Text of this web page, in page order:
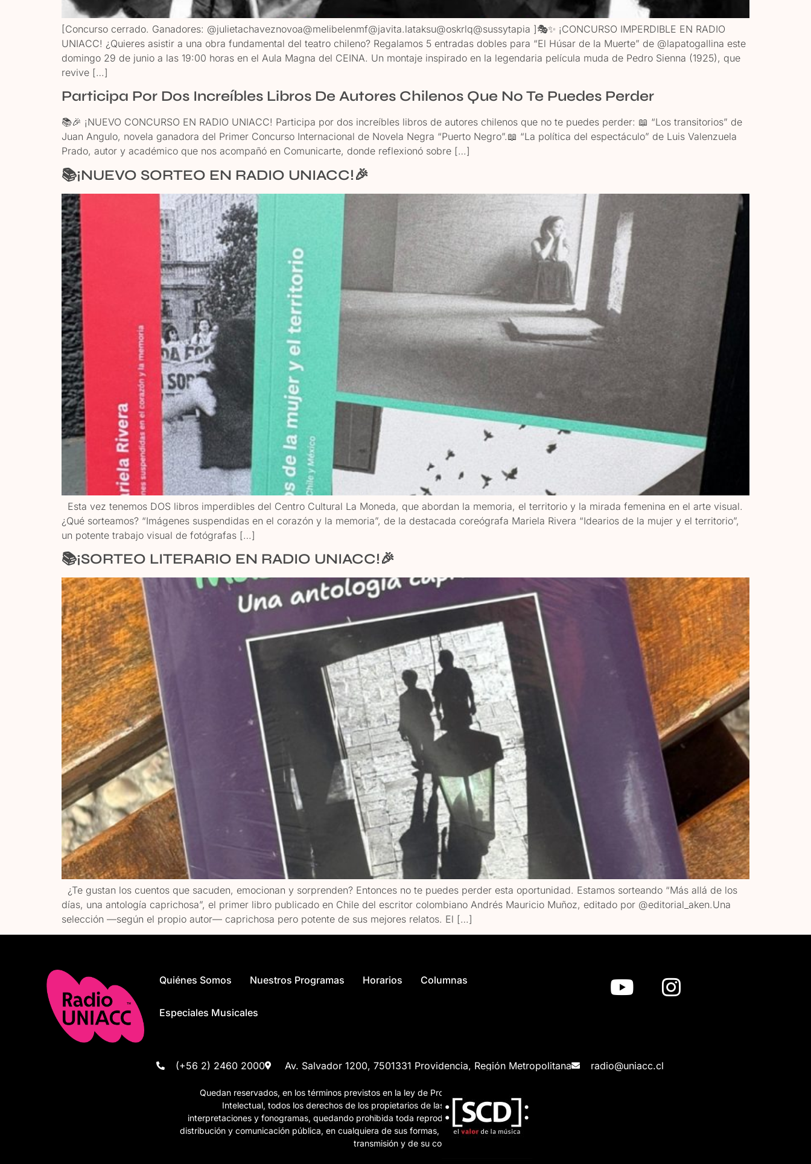
[Concurso cerrado. Ganadores: @julietachaveznovoa@melibelenmf@javita.lataksu@oskrlq@sussytapia ]🎭✨ ¡CONCURSO IMPERDIBLE EN RADIO
UNIACC! ¿Quieres asistir a una obra fundamental del teatro chileno? Regalamos 5 entradas dobles para “El Húsar de la Muerte” de @lapatogallina este
domingo 29 de junio a las 19:00 horas en el Aula Magna del CEINA. Un montaje inspirado en la legendaria película muda de Pedro Sienna (1925), que
revive […]
Participa Por Dos Increíbles Libros De Autores Chilenos Que No Te Puedes Perder
📚🎉 ¡NUEVO CONCURSO EN RADIO UNIACC! Participa por dos increíbles libros de autores chilenos que no te puedes perder: 📖 “Los transitorios” de
Juan Angulo, novela ganadora del Primer Concurso Internacional de Novela Negra “Puerto Negro”.📖 “La política del espectáculo” de Luis Valenzuela
Prado, autor y académico que nos acompañó en Comunicarte, donde reflexionó sobre […]
📚¡NUEVO SORTEO EN RADIO UNIACC!🎉
Esta vez tenemos DOS libros imperdibles del Centro Cultural La Moneda, que abordan la memoria, el territorio y la mirada femenina en el arte visual.
¿Qué sorteamos? “Imágenes suspendidas en el corazón y la memoria”, de la destacada coreógrafa Mariela Rivera “Idearios de la mujer y el territorio”,
un potente trabajo visual de fotógrafas […]
📚¡SORTEO LITERARIO EN RADIO UNIACC!🎉
¿Te gustan los cuentos que sacuden, emocionan y sorprenden? Entonces no te puedes perder esta oportunidad. Estamos sorteando “Más allá de los
días, una antología caprichosa”, el primer libro publicado en Chile del escritor colombiano Andrés Mauricio Muñoz, editado por @editorial_aken.Una
selección —según el propio autor— caprichosa pero potente de sus mejores relatos. El […]
Quiénes Somos Nuestros Programas Horarios Columnas
Especiales Musicales
(+56 2) 2460 2000 Av. Salvador 1200, 7501331 Providencia, Región Metropolitana radio@uniacc.cl
Quedan reservados, en los términos previstos en la ley de Propiedad
Intelectual, todos los derechos de los propietarios de las obras,
interpretaciones y fonogramas, quedando prohibida toda reproducción,
distribución y comunicación pública, en cualquiera de sus formas, de esta
transmisión y de su contenido